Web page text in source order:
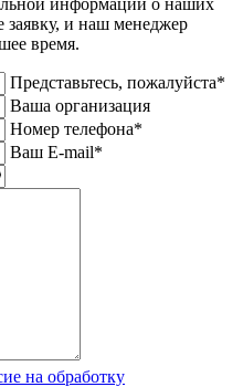
заявку, и наш менеджер
время.
Представьтесь, пожалуйста*
Ваша организация
Номер телефона*
Ваш E-mail*
на обработку